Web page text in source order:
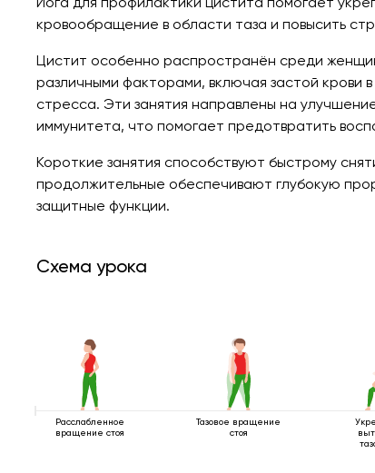
кровообращение в области таза и повысить
Цистит особенно распространён среди
различными факторами, включая застой крови
стресса. Эти занятия направлены на
иммунитета, что помогает предотвратить
Короткие занятия способствуют быстрому
продолжительные обеспечивают глубокую
защитные функции.
Схема урока
Расслабленное
вращение стоя
Тазовое вращение
стоя